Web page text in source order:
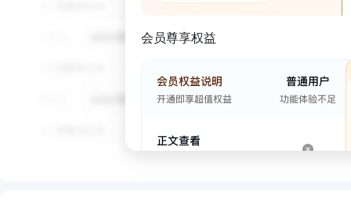
会员尊享权益